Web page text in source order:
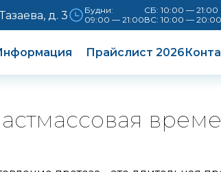
д. 3
Будни:
09:00 — 21:00
СБ: 10:00 — 21:00
ВС: 10:00 — 20:00
Прайслист 2026